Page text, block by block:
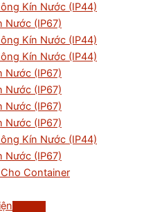
Kín Nước (IP44)
Nước (IP67)
Kín Nước (IP44)
Kín Nước (IP44)
Nước (IP67)
Nước (IP67)
Nước (IP67)
Nước (IP67)
Kín Nước (IP44)
Nước (IP67)
Container